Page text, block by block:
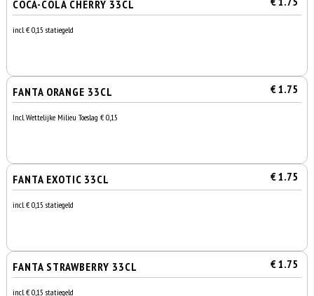
COCA-COLA CHERRY 33CL
incl. € 0,15 statiegeld
FANTA ORANGE 33CL € 1.75
Incl. Wettelijke Milieu Toeslag € 0,15
FANTA EXOTIC 33CL € 1.75
incl. € 0,15 statiegeld
FANTA STRAWBERRY 33CL € 1.75
incl. € 0,15 statiegeld